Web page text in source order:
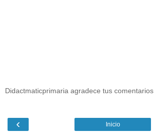
Didactmaticprimaria agradece tus comentarios
‹ Inicio